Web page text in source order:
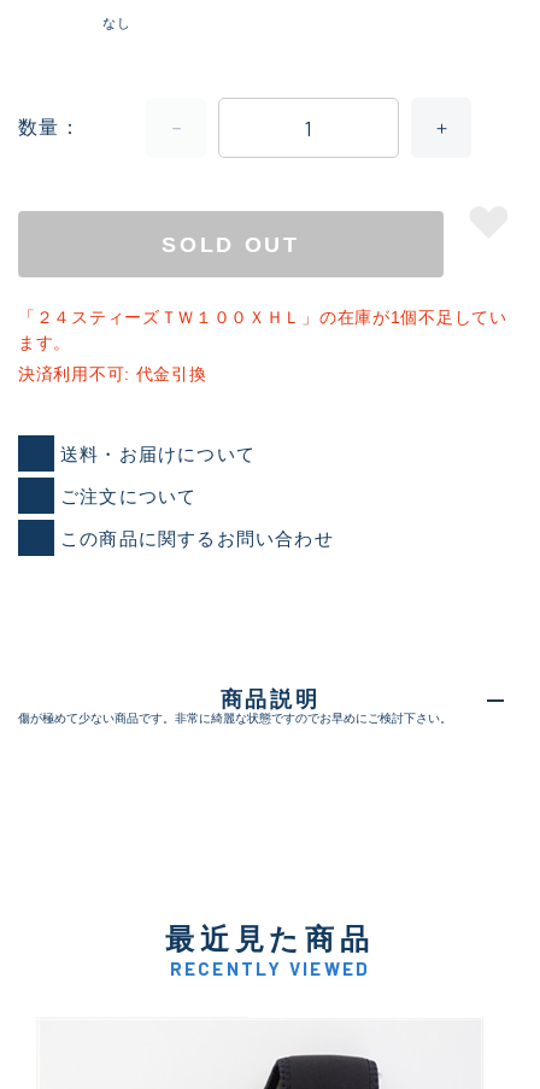
なし
数量
SOLD OUT
「２４スティーズＴＷ１００ＸＨＬ」の在庫が1個不足してい
ます。
決済利用不可: 代金引換
送料・お届けについて
ご注文について
この商品に関するお問い合わせ
商品説明
傷が極めて少ない商品です。非常に綺麗な状態ですのでお早めにご検討下さい。
最近見た商品
RECENTLY VIEWED